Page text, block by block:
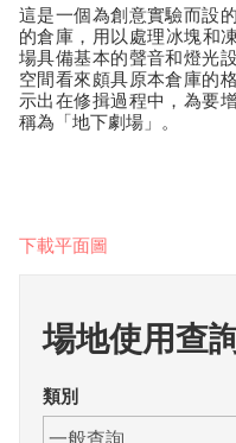
這是一個為創意實驗而設
的倉庫，用以處理冰塊和
場具備基本的聲音和燈光
空間看來頗具原本倉庫的
示出在修揖過程中，為要
稱為「地下劇場」。
下載平面圖
場地使用查
類別